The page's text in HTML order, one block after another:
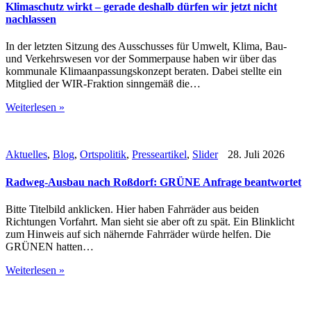
Klimaschutz wirkt – gerade deshalb dürfen wir jetzt nicht
nachlassen
In der letzten Sitzung des Ausschusses für Umwelt, Klima, Bau-
und Verkehrswesen vor der Sommerpause haben wir über das
kommunale Klimaanpassungskonzept beraten. Dabei stellte ein
Mitglied der WIR-Fraktion sinngemäß die…
Weiterlesen »
Aktuelles, Blog, Ortspolitik, Presseartikel, Slider 28. Juli 2026
Radweg-Ausbau nach Roßdorf: GRÜNE Anfrage beantwortet
Bitte Titelbild anklicken. Hier haben Fahrräder aus beiden
Richtungen Vorfahrt. Man sieht sie aber oft zu spät. Ein Blinklicht
zum Hinweis auf sich nähernde Fahrräder würde helfen. Die
GRÜNEN hatten…
Weiterlesen »